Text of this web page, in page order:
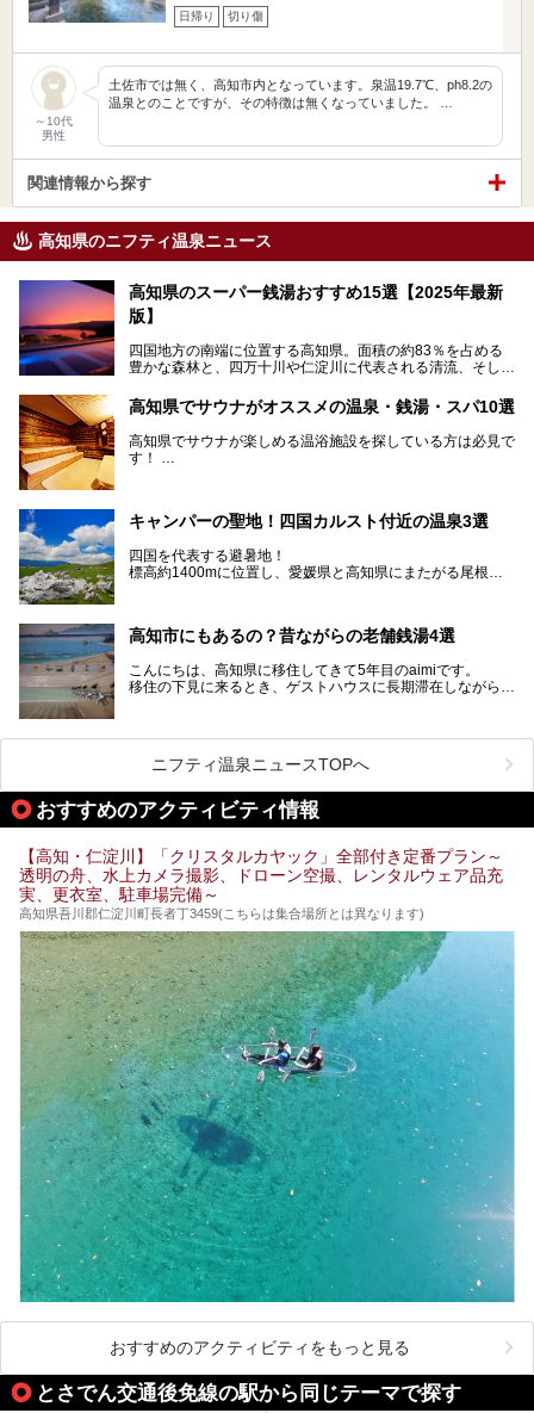
日帰り 切り傷
～10代
男性
土佐市では無く、高知市内となっています。泉温19.7℃、ph8.2の
温泉とのことですが、その特徴は無くなっていました。 …
関連情報から探す
高知県のニフティ温泉ニュース
高知県のスーパー銭湯おすすめ15選【2025年最新
版】
四国地方の南端に位置する高知県。面積の約83％を占める
豊かな森林と、四万十川や仁淀川に代表される清流、そして
魅力がぎゅっと詰まった県です。
高知県はまた、カツオのたたきをはじめとする海産物や清流
で育つ川魚、大皿にごちそうがどっさり盛られた皿鉢料理、
柚子などの柑橘類、地酒といったグルメが充実していること
でも知られます。ここでは、温泉とあわせて自然の景観やグ
高知県でサウナがオススメの温泉・銭湯・スパ10選
高知県でサウナが楽しめる温浴施設を探している方は必見で
す！
ぜひこれを読んで高知のサウナ探しの参考してくださいね！
キャンパーの聖地！四国カルスト付近の温泉3選
四国を代表する避暑地！
標高約1400mに位置し、愛媛県と高知県にまたがる尾根沿
が見れる場所。
帰り温泉（お風呂）がありません。
中でもライターおすすめの３つの温泉をご紹介します。
などが問題なければ、温泉に入ってから向かうことをオスス
メします。
なぜなら最寄り温泉でも車で４０分、山を降りていかねばな
りませんからね…！！
もしくは、翌日キャンプ帰りに立ち寄るのもおすすめです。
それでは見ていきましょう。
高知市にもあるの？昔ながらの老舗銭湯4選
こんにちは、高知県に移住してきて5年目のaimiです。
移住の下見に来るとき、ゲストハウスに長期滞在しながら観
高知市というと、高知県の人口の半分が集まっているにぎや
かなイメージがある方も多いかと思いますが、昔ながらの老
舗銭湯がけっこうな数あるのですよ。
規模は小さいながら、元気に営業中なので観光がてら訪問し
てみてはいかがでしょう？
Kですよ♪
それではチェックしてきましょう♪
ニフティ温泉ニュースTOPへ
おすすめのアクティビティ情報
【高知・仁淀川】「クリスタルカヤック」全部付き定番プラン～
透明の舟、水上カメラ撮影、ドローン空撮、レンタルウェア品充
実、更衣室、駐車場完備～
高知県吾川郡仁淀川町長者丁3459(こちらは集合場所とは異なります)
おすすめのアクティビティをもっと見る
とさでん交通後免線の駅から同じテーマで探す